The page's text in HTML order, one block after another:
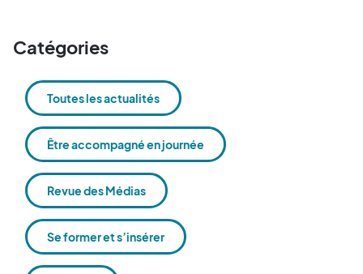
Catégories
Toutes les actualités
Être accompagné en journée
Revue des Médias
Se former et s’insérer